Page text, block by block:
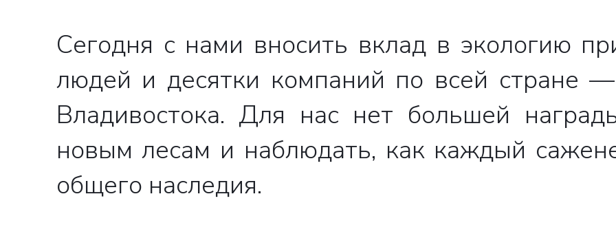
Сегодня с нами вносить вклад в экологию
людей и десятки компаний по всей стране
Владивостока. Для нас нет большей
новым лесам и наблюдать, как каждый
общего наследия.